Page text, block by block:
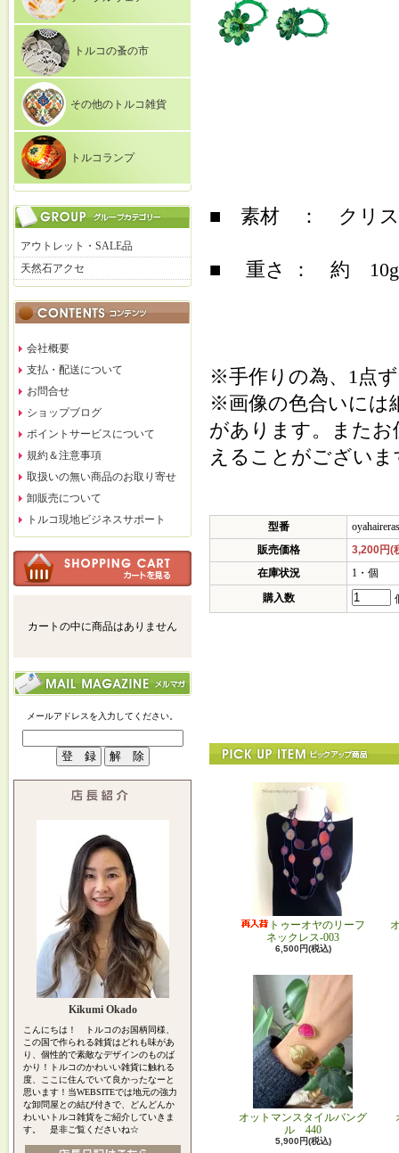
トルコの蚤の市
その他のトルコ雑貨
トルコランプ
アウトレット・SALE品
天然石アクセ
会社概要
支払・配送について
お問合せ
ショップブログ
ポイントサービスについて
規約＆注意事項
取扱いの無い商品のお取り寄せ
卸販売について
トルコ現地ビジネスサポート
カートの中に商品はありません
メールアドレスを入力してください。
Kikumi Okado
こんにちは！ トルコのお国柄同様、
この国で作られる雑貨はどれも味があ
り、個性的で素敵なデザインのものば
かり！トルコのかわいい雑貨に触れる
度、ここに住んでいて良かったなーと
思います！当WEBSITEでは地元の強力
な卸問屋との結び付きで、どんどんか
わいいトルコ雑貨をご紹介していきま
す。 是非ご覧くださいね☆
■ 素材 ： クリス
■ 重さ ： 約 10g
※手作りの為、1点
※画像の色合いには
があります。またお
えることがございま
型番
販売価格
3,200円(
在庫状況
1・個
購入数
トゥーオヤのリーフ
ネックレス-003
6,500円(税込)
オットマンスタイルバング
ル 440
5,900円(税込)